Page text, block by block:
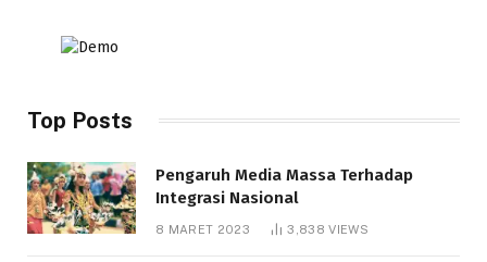
Top Posts
Pengaruh Media Massa Terhadap
Integrasi Nasional
8 MARET 2023 3,838VIEWS